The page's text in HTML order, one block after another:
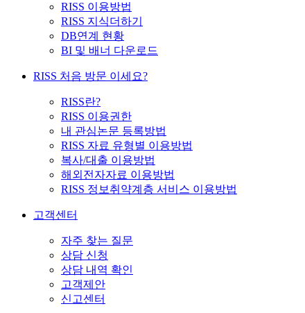
RISS 이용방법
RISS 지식더하기
DB연계 현황
BI 및 배너 다운로드
RISS 처음 방문 이세요?
RISS란?
RISS 이용권한
내 관심논문 등록방법
RISS 자료 유형별 이용방법
복사/대출 이용방법
해외전자자료 이용방법
RISS 정보취약계층 서비스 이용방법
고객센터
자주 찾는 질문
상담 신청
상담 내역 확인
고객제안
신고센터